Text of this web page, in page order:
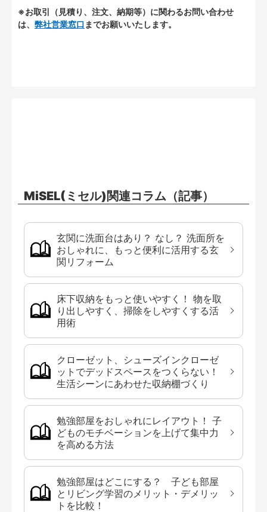
※お取引（見積り、注文、納期等）に関わるお問い合わせ
は、 弊社営業窓口 までお願いいたします。
MiSEL(ミセル)関連コラム（記事）
玄関に洗面台はあり？ なし？ 洗面所を
おしゃれに、もっと便利に活用する玄
関リフォーム
床下収納をもっと使いやすく！ 物を取
り出しやすく、掃除をしやすくする活
用術
クローゼット、シューズインクローゼ
ットでデッドスペースをつくらない！
生活シーンにあわせた収納棚づくり
勉強部屋をおしゃれにレイアウト！ 子
どものモチベーションを上げて集中力
を高める方法
勉強部屋はどこにする？ 子ども部屋
とリビング学習のメリット・デメリッ
トを比較！